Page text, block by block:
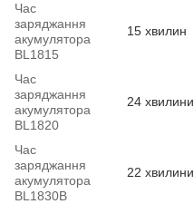
Час
заряджання
акумулятора
BL1815
15 хвилин
Час
заряджання
акумулятора
BL1820
24 хвилини
Час
заряджання
акумулятора
BL1830B
22 хвилини